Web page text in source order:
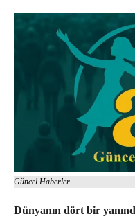
Güncel Haberler
Dünyanın dört bir